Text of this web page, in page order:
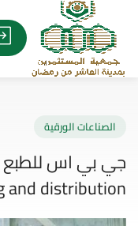
الورقية
and